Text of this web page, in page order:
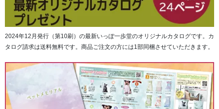
2024年12月発行（第10刷）の最新いっぽ一歩堂のオリジナルカタログです。カ
タログ請求は送料無料です。商品ご注文の方には1部同梱させていただきます。